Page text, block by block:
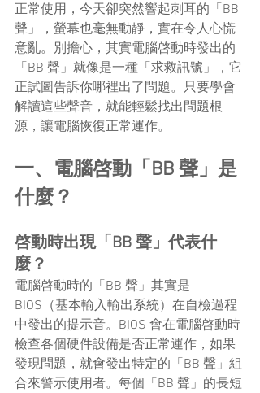
正常使用，今天卻突然響起刺耳的「BB
聲」，螢幕也毫無動靜，實在令人心慌
意亂。別擔心，其實電腦啓動時發出的
「BB 聲」就像是一種「求救訊號」，它
正試圖告訴你哪裡出了問題。只要學會
解讀這些聲音，就能輕鬆找出問題根
源，讓電腦恢復正常運作。
一、電腦啓動「BB 聲」是
什麼？
啓動時出現「BB 聲」代表什
麼？
電腦啓動時的「BB 聲」其實是
BIOS（基本輸入輸出系統）在自檢過程
中發出的提示音。BIOS 會在電腦啓動時
檢查各個硬件設備是否正常運作，如果
發現問題，就會發出特定的「BB 聲」組
合來警示使用者。每個「BB 聲」的長短